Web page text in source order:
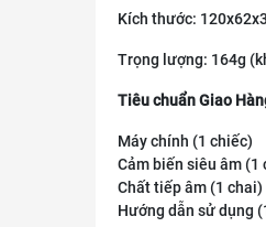
Kích thước:
Trọng lượng: 164g
Tiêu chuẩn Giao
Máy chính (1 chiếc)
Cảm biến siêu âm (1
Chất tiếp âm (1 chai)
Hướng dẫn sử dụng